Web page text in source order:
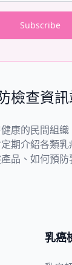
Subscribe
資訊站
檢查資
康的民間組
期介紹各類
品、如何預防
乳癌